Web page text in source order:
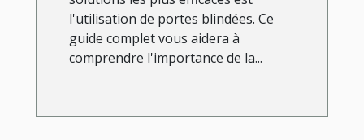
l'utilisation de portes blindées. Ce
guide complet vous aidera à
comprendre l'importance de la...